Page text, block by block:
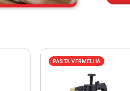
PASTA VERMELHA